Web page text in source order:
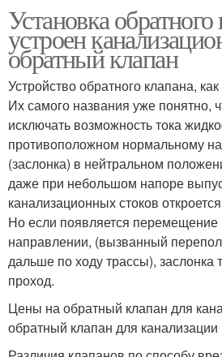
Установка
устроен
обратный клапан
Устройство обратного клапана,
Их самого названия уже понятно,
исключать возможность тока
противоположном нормальному
(заслонка) в нейтральном
даже при небольшом напоре
канализационных стоков
Но если появляется перемещение
направлении, (вызванный
дальше по ходу трассы), заслонка
проход.
Цены на обратный клапан для
обратный клапан для канализации